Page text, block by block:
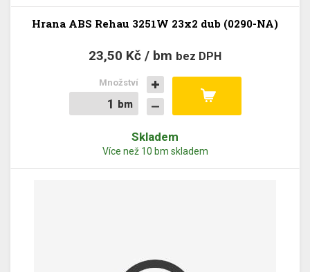
Hrana ABS Rehau 3251W 23x2 dub (0290-NA)
23,50 Kč / bm bez DPH
bm
bm
Množství
Skladem
Více než 10 bm skladem